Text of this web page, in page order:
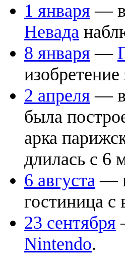
1 января — в
Невада
8 января —
2 апреля — в
была
арка
длилась с 6
6 августа —
гостиница
23 сентября
Nintendo.